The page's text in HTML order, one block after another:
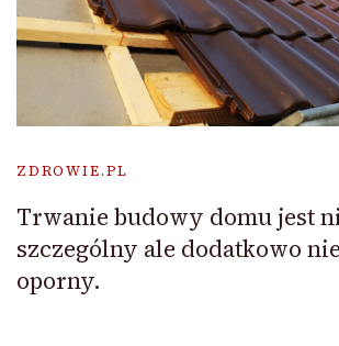
ZDROWIE.PL
Trwanie budowy domu jest
szczególny ale dodatkowo
oporny.